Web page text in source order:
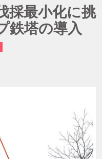
採最小化に挑
鉄塔の導入